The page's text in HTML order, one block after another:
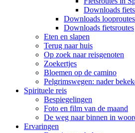
Downloads
Downloads
Downloads fietsroutes
Eten en slapen
Terug naar huis
Op zoek naar reisgenoten
Zoekertjes
Bloemen op de camino
Pelgrimswegen: nader
Spirituele reis
Bespiegelingen
Foto en film van de maand
De weg naar binnen in
Ervaringen